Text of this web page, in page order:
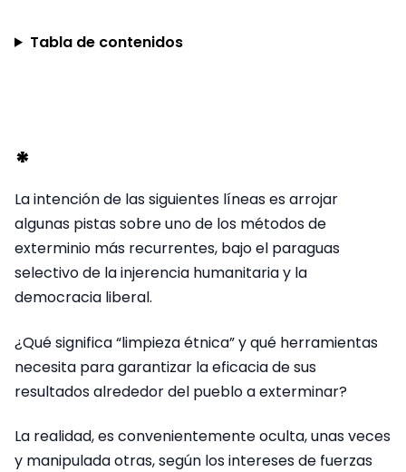
Tabla de contenidos
*
La intención de las siguientes líneas es arrojar
algunas pistas sobre uno de los métodos de
exterminio más recurrentes, bajo el paraguas
selectivo de la injerencia humanitaria y la
democracia liberal.
¿Qué significa “limpieza étnica” y qué herramientas
necesita para garantizar la eficacia de sus
resultados alrededor del pueblo a exterminar?
La realidad, es convenientemente oculta, unas veces
y manipulada otras, según los intereses de fuerzas